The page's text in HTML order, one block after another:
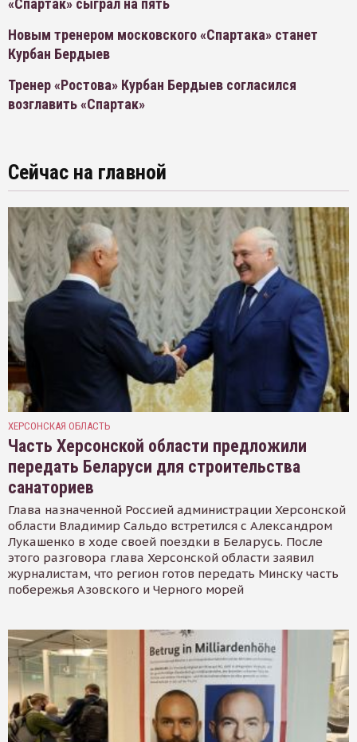
«Спартак» сыграл на пять
Новым тренером московского «Спартака» станет
Курбан Бердыев
Тренер «Ростова» Курбан Бердыев согласился
возглавить «Спартак»
Сейчас на главной
ХЕРСОНСКАЯ ОБЛАСТЬ
Часть Херсонской области предложили
передать Беларуси для строительства
санаториев
Глава назначенной Россией администрации Херсонской
области Владимир Сальдо встретился с Александром
Лукашенко в ходе своей поездки в Беларусь. После
этого разговора глава Херсонской области заявил
журналистам, что регион готов передать Минску часть
побережья Азовского и Черного морей